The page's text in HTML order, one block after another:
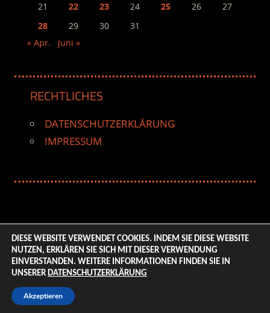
21
22 23 24 25 26
27
28
29 30
31
« Apr.
Juni »
RECHTLICHES
DATENSCHUTZERKLÄRUNG
IMPRESSUM
© 2026 ENTERTAINMENT BASE – Life & Style Magazine.
All Rights Reserved. | Based on
DIESE WEBSITE VERWENDET COOKIES. INDEM SIE DIESE WEBSITE
NUTZEN, ERKLÄREN SIE SICH MIT DIESER VERWENDUNG
EINVERSTANDEN. WEITERE INFORMATIONEN FINDEN SIE IN
UNSERER DATENSCHUTZERKLÄRUNG
Akzeptieren